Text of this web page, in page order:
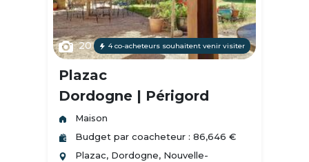
20 4 co-acheteurs souhaitent venir visiter
Plazac
Dordogne | Périgord
Maison
Budget par coacheteur : 86,646 €
Plazac, Dordogne, Nouvelle-